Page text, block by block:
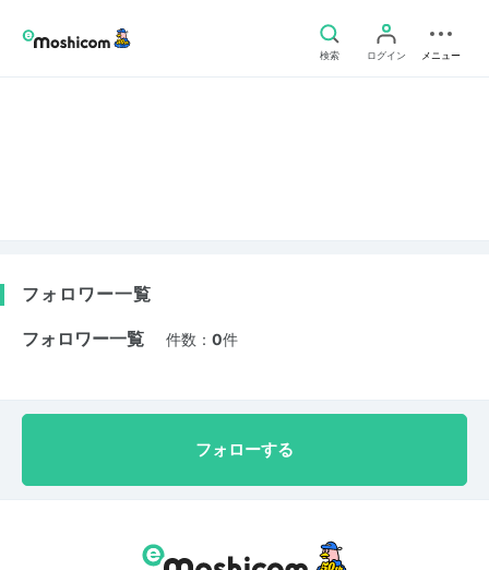
検索 ログイン メニュー
フォロワー一覧
フォロワー一覧 件数： 0件
フォローする